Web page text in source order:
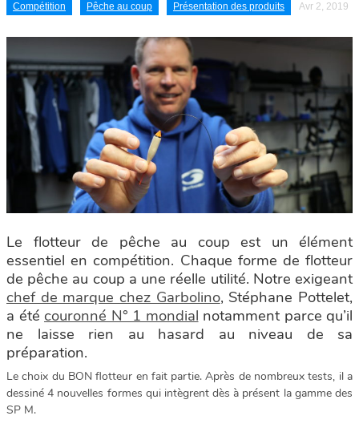
Compétition Pêche au coup Présentation des produits Avr 2, 2019
Le flotteur de pêche au coup est un élément
essentiel en compétition. Chaque forme de flotteur
de pêche au coup a une réelle utilité. Notre exigeant
chef de marque chez Garbolino, Stéphane Pottelet,
a été couronné N° 1 mondialnotamment parce qu’il
ne laisse rien au hasard au niveau de sa
préparation.
Le choix du BON flotteur en fait partie. Après de nombreux tests, il a
dessiné 4 nouvelles formes qui intègrent dès à présent la gamme des
SP M.